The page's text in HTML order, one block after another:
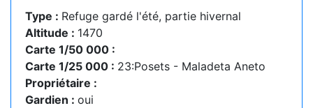
Type : Refuge gardé l'été, partie hivernal
Altitude : 1470
Carte 1/50 000 :
Carte 1/25 000 : 23:Posets - Maladeta Aneto
Propriétaire :
Gardien : oui